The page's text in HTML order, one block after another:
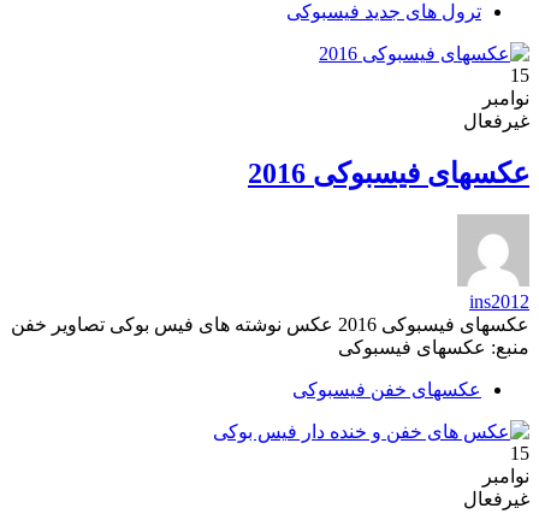
ترول های جدید فیسبوکی
15
نوامبر
غیرفعال
عکسهای فیسبوکی 2016
ins2012
عکسهای فیسبوکی 2016 عکس نوشته های فیس بوکی تصاویر خفن
منبع: عکسهای فیسبوکی
عکسهای خفن فیسبوکی
15
نوامبر
غیرفعال